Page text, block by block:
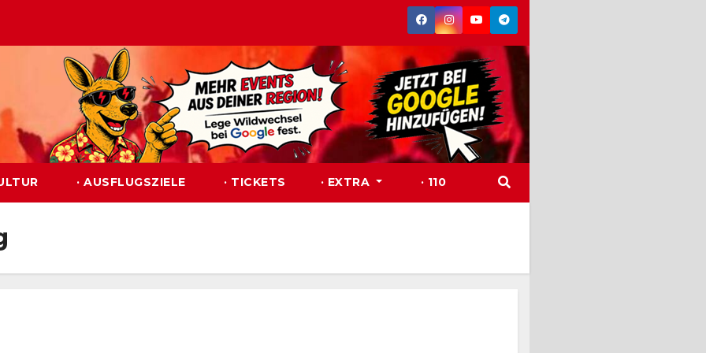
· AUSFLUGSZIELE · TICKETS · EXTRA · 110